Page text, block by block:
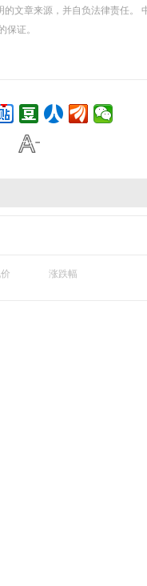
文章来源，并自负法律责任。
证。
涨跌幅